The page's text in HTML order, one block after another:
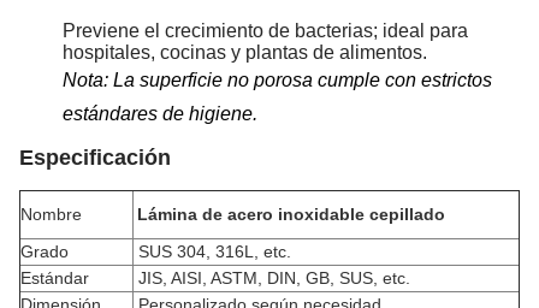
Previene el crecimiento de bacterias; ideal para
hospitales, cocinas y plantas de alimentos.
Nota: La superficie no porosa cumple con estrictos
estándares de higiene.
Especificación
Nombre
Lámina de acero inoxidable cepillado
Grado
SUS 304, 316L, etc.
Estándar
JIS, AISI, ASTM, DIN, GB, SUS, etc.